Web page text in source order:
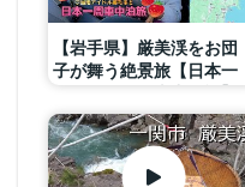
【岩手県】厳美渓をお団
子が舞う絶景旅【日本一